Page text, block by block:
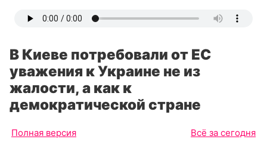
В Киеве потребовали от ЕС
уважения к Украине не из
жалости, а как к
демократической стране
Полная версия Всё за сегодня